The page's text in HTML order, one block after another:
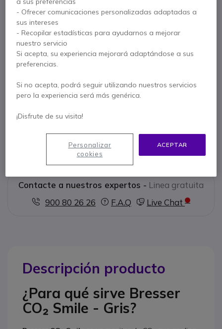
Características principales
Monitor de medición de calidad del aire CO₂
Visualización en vivo del aire, de la humedad y de la
temperatura
Pantalla digital LED: Gráfico visual con colores y emoticones
Tiempo de repuesta rápida (15 segundos)
etc.
Mostrar más
Se entrega con
1 x Adaptador de corriente
Documentación
Contacte a nuestros expertos - Linea gratuita
900 80 26 26
F.A.Q Live Chat
Descripción producto
¿Para qué sirve Bresser
CO₂ Smile - Gris?
- Ofrecer comunicaciones personalizadas adaptadas a
sus intereses
- Recopilar estadísticas para ayudarnos a mejorar
nuestro servicio
Si acepta, su experiencia mejorará adaptándose a sus
preferencias.
Si no acepta, podrá seguir utilizando nuestros servicios
pero la experiencia será más genérica.
¡Disfrute de su visita!
ACEPTAR
Personalizar
cookies